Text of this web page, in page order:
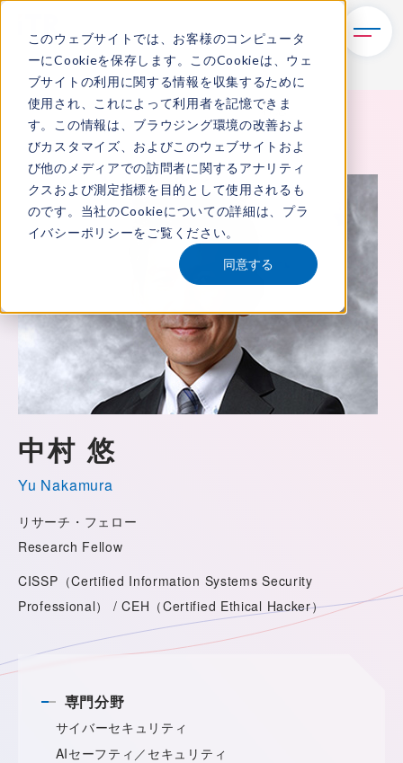
このウェブサイトでは、お客様のコンピュータ
ーにCookieを保存します。このCookieは、ウェ
ブサイトの利用に関する情報を収集するために
使用され、これによって利用者を記憶できま
す。この情報は、ブラウジング環境の改善およ
びカスタマイズ、およびこのウェブサイトおよ
び他のメディアでの訪問者に関するアナリティ
クスおよび測定指標を目的として使用されるも
のです。当社のCookieについての詳細は、 プラ
イバシーポリシーをご覧ください。
同意する
TOP ITRについて 所属アナリスト 中村 悠
中村 悠
Yu Nakamura
リサーチ・フェロー
Research Fellow
CISSP（Certified Information Systems Security
Professional） / CEH（Certified Ethical Hacker）
専門分野
サイバーセキュリティ
AIセーフティ／セキュリティ